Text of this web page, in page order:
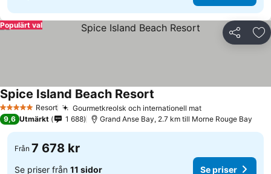
Dela
Populärt val
5 Stjärnor Resort Gourmetkreolsk och internationell mat
Spice Island Beach Resort
9,6 Utmärkt 1 688 Grand Anse Bay, 2.7 km till Morne Rouge Bay
Från 7 678 kr
Se priser från 11 sidor Se priser